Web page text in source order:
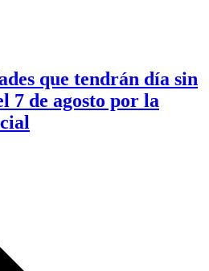
que tendrán día sin
7 de agosto por la